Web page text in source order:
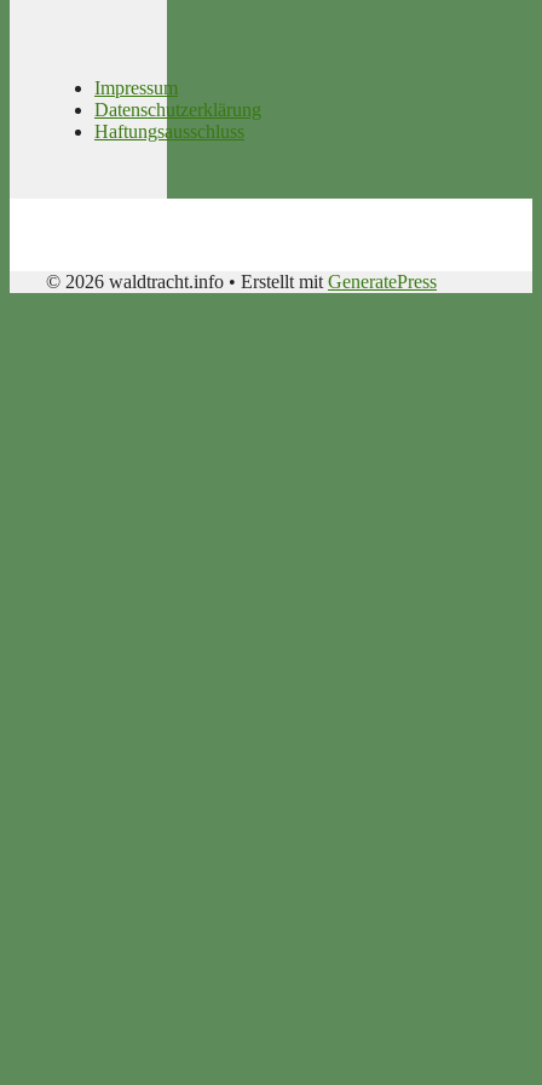
Impressum
Datenschutzerklärung
Haftungsausschluss
© 2026 waldtracht.info • Erstellt mit GeneratePress